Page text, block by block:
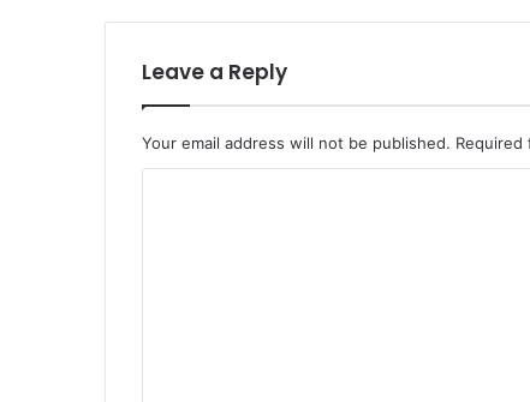
Leave a Reply
Your email address will not be published. Required